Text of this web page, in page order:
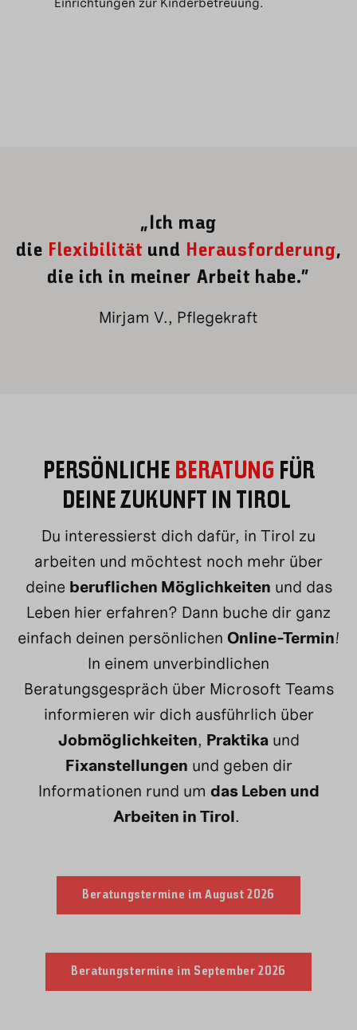
„Ich mag
die Flexibilität und Herausforderung,
die ich in meiner Arbeit habe.“
Mirjam V., Pflegekraft
PERSÖNLICHE BERATUNG FÜR
DEINE ZUKUNFT IN TIROL
Du interessierst dich dafür, in Tirol zu
arbeiten und möchtest noch mehr über
deine beruflichen Möglichkeiten und das
Leben hier erfahren? Dann buche dir ganz
einfach deinen persönlichen Online-Termin!
In einem unverbindlichen
Beratungsgespräch über Microsoft Teams
informieren wir dich ausführlich über
Jobmöglichkeiten, Praktikaund
Fixanstellungen und geben dir
Informationen rund um das Leben und
Arbeiten in Tirol.
Beratungstermine im August 2026
Beratungstermine im September 2026